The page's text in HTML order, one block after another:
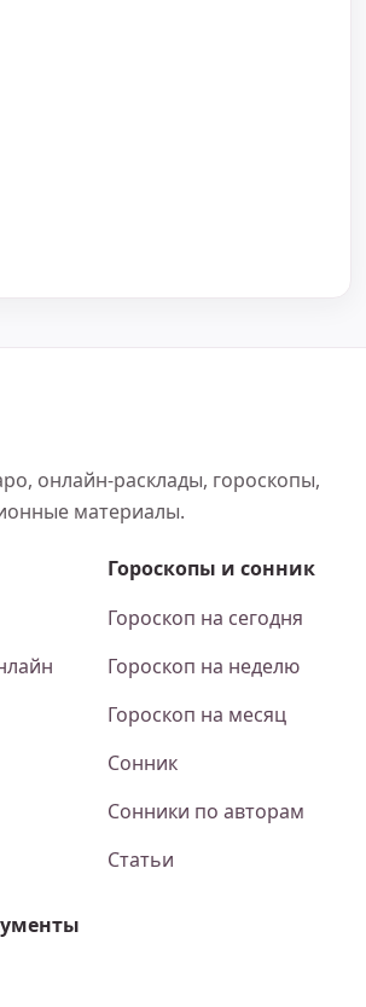
онлайн-расклады, гороскопы,
материалы.
Гороскопы и сонник
Гороскоп на сегодня
Гороскоп на неделю
Гороскоп на месяц
Сонник
Сонники по авторам
Статьи